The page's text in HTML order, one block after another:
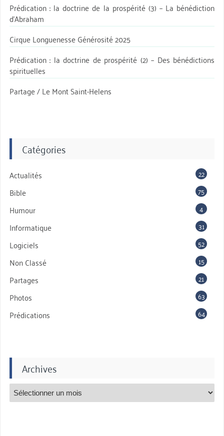
Prédication : la doctrine de la prospérité (3) – La bénédiction
d’Abraham
Cirque Longuenesse Générosité 2025
Prédication : la doctrine de prospérité (2) – Des bénédictions
spirituelles
Partage / Le Mont Saint-Helens
Catégories
Actualités 22
Bible 75
Humour 4
Informatique 31
Logiciels 52
Non Classé 15
Partages 21
Photos 63
Prédications 64
Archives